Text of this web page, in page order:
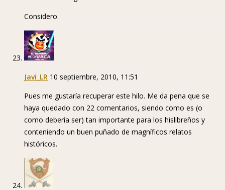
Considero.
Javi_LR 10 septiembre, 2010, 11:51
Pues me gustaría recuperar este hilo. Me da pena que se
haya quedado con 22 comentarios, siendo como es (o
como debería ser) tan importante para los hislibreños y
conteniendo un buen puñado de magníficos relatos
históricos.